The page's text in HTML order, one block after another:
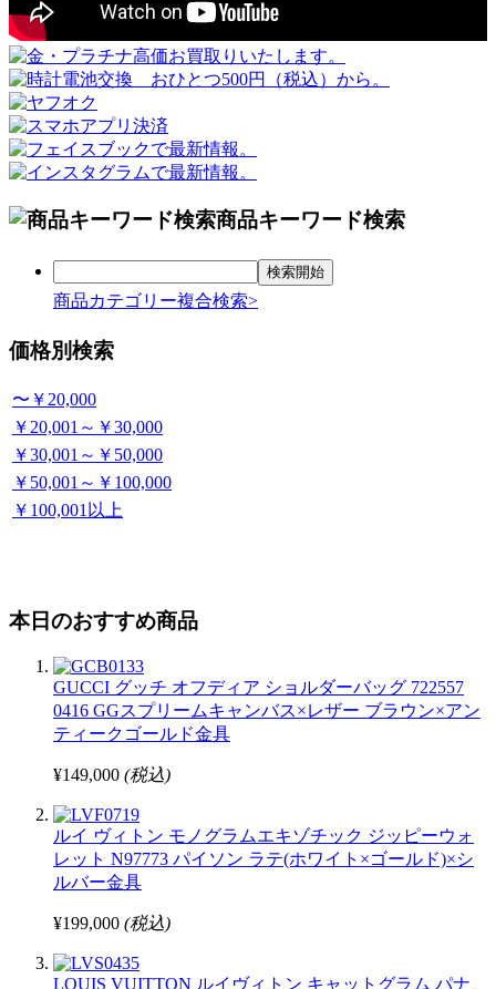
商品キーワード検索
商品カテゴリー複合検索>
価格別検索
〜￥20,000
￥20,001～￥30,000
￥30,001～￥50,000
￥50,001～￥100,000
￥100,001以上
本日のおすすめ商品
GUCCI グッチ オフディア ショルダーバッグ 722557
0416 GGスプリームキャンバス×レザー ブラウン×アン
ティークゴールド金具
¥149,000 (税込)
ルイ ヴィトン モノグラムエキゾチック ジッピーウォ
レット N97773 パイソン ラテ(ホワイト×ゴールド)×シ
ルバー金具
¥199,000 (税込)
LOUIS VUITTON ルイヴィトン キャットグラム パナ